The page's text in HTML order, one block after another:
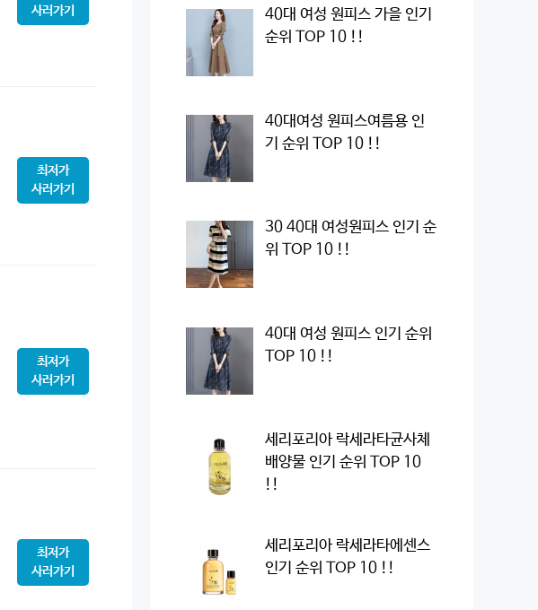
사러가기
최저가
사러가기
최저가
사러가기
최저가
사러가기
40대 여성 원피스 가을 인기
순위 TOP 10 !!
40대여성 원피스여름용 인
기 순위 TOP 10 !!
30 40대 여성원피스 인기 순
위 TOP 10 !!
40대 여성 원피스 인기 순위
TOP 10 !!
세리포리아 락세라타균사체
배양물 인기 순위 TOP 10
!!
세리포리아 락세라타에센스
인기 순위 TOP 10 !!